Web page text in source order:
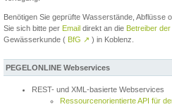
Benötigen Sie geprüfte Wasserstände, Abflüsse
Sie sich bitte per Email direkt an die Betreiber
Gewässerkunde ( BfG ↗ ) in Koblenz.
PEGELONLINE Webservices
REST- und XML-basierte Webservices
Ressourcenorientierte API für